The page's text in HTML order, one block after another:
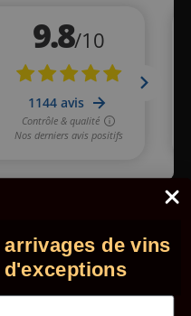
droits réservés.•
arrivages de vins